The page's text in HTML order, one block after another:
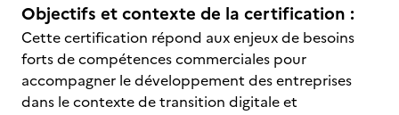
Objectifs et contexte de la certification :
Cette certification répond aux enjeux de besoins
forts de compétences commerciales pour
accompagner le développement des entreprises
dans le contexte de transition digitale et